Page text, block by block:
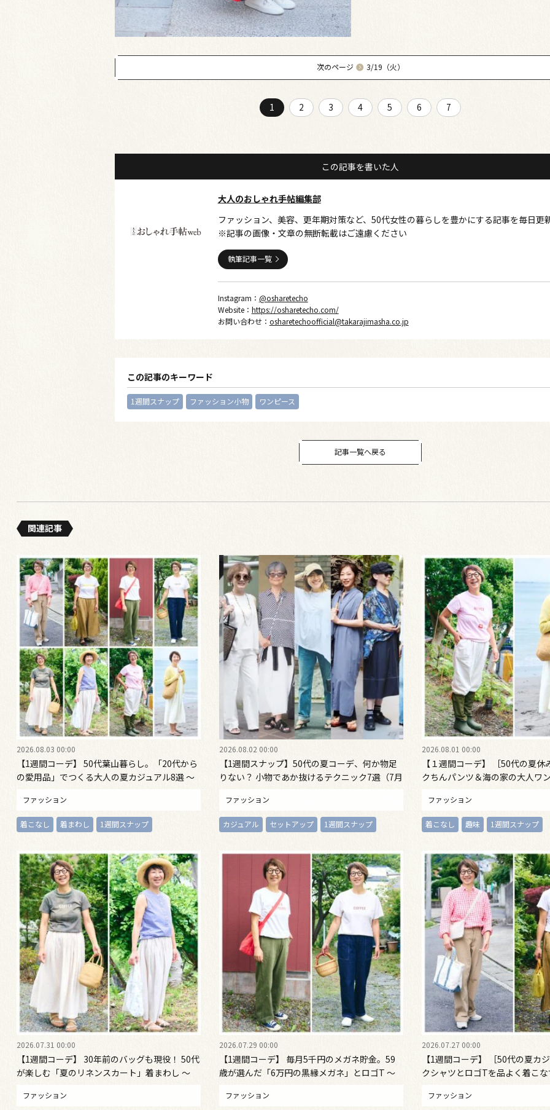
次のページ 3/19（火）
1 2 3 4 5 6 7
この記事を書いた人
大人のおしゃれ手帖編集部
ファッション、美容、更年期対策など、50代女性の暮らしを豊かにする記事を毎日更
※記事の画像・文章の無断転載はご遠慮ください
執筆記事一覧
Instagram： @osharetecho
Website： https://osharetecho.com/
お問い合わせ： osharetechoofficial@takarajimasha.co.jp
この記事のキーワード
1週間スナップ ファッション小物 ワンピース
記事一覧へ戻る
関連記事
2026.08.03 00:00
【1週間コーデ】 50代葉山暮らし。「20代から
の愛用品」でつくる大人の夏カジュアル8選 ～
ファッション
着こなし 着まわし 1週間スナップ
2026.08.02 00:00
【1週間スナップ】50代の夏コーデ、何か物足
りない？ 小物であか抜けるテクニック7選（7月
ファッション
カジュアル セットアップ 1週間スナップ
2026.08.01 00:00
【１週間コーデ】 ［50代の夏
クちんパンツ＆海の家の大人ワ
ファッション
着こなし 趣味 1週間スナップ
2026.07.31 00:00
【1週間コーデ】 30年前のバッグも現役！ 50代
が楽しむ「夏のリネンスカート」着まわし ～
ファッション
2026.07.29 00:00
【1週間コーデ】 毎月5千円のメガネ貯金。59
歳が選んだ「6万円の黒縁メガネ」とロゴT ～
ファッション
2026.07.27 00:00
【1週間コーデ】 ［50代の夏カ
クシャツとロゴTを品よく着こ
ファッション